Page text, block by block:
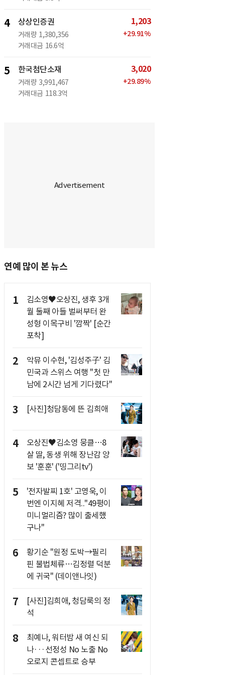
4 상상인증권
거래량 1,380,356
거래대금 16.6억
1,203
+29.91%
5 한국첨단소재
거래량 3,991,467
거래대금 118.3억
3,020
+29.89%
연예 많이 본 뉴스
1
김소영♥오상진, 생후 3개
월 둘째 아들 벌써부터 완
성형 이목구비 '깜짝' [순간
포착]
2
악뮤 이수현, '김성주子' 김
민국과 스위스 여행 "첫 만
남에 2시간 넘게 기다렸다"
3 [사진]청담동에 뜬 김희애
4
오상진♥김소영 뭉클…8
살 딸, 동생 위해 장난감 양
보 '훈훈' ('띵그리tv')
5
'전자발찌 1호' 고영욱, 이
번엔 이지혜 저격.."49평이
미니멀리즘? 많이 출세했
구나"
6
황기순 "원정 도박→필리
핀 불법체류…김정렬 덕분
에 귀국" (데이앤나잇)
7
[사진]김희애, 청담룩의 정
석
8
최예나, 워터밤 새 여신 되
나···선정성 No 노출 No
오로지 콘셉트로 승부